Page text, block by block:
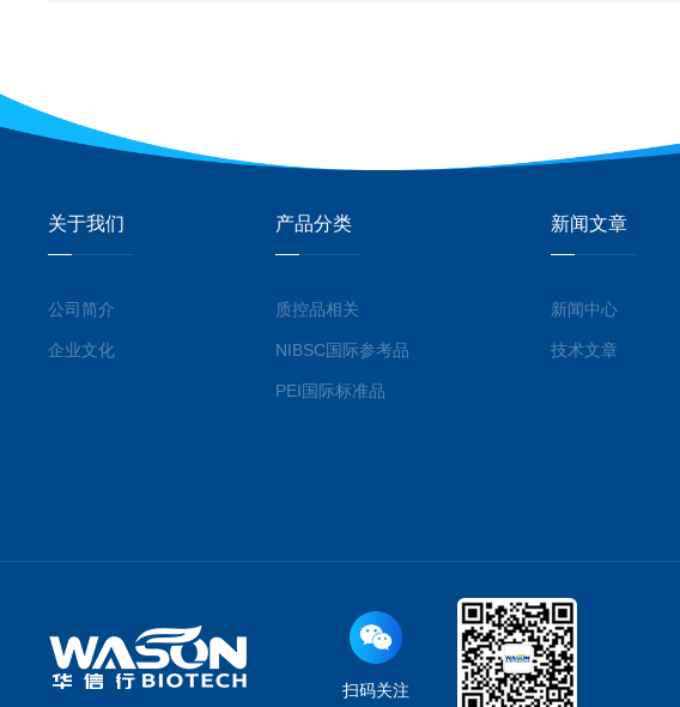
关于我们
公司简介
企业文化
产品分类
质控品相关
NIBSC国际参考品
PEI国际标准品
新闻文章
新闻中心
技术文章
扫码关注